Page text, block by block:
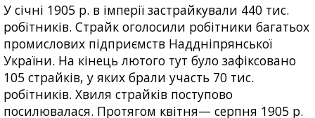
У січні 1905 р. в імперії застрайкували 440 тис.
робітників. Страйк оголосили робітники багатьох
промислових підприємств Наддніпрянської
України. На кінець лютого тут було зафіксовано
105 страйків, у яких брали участь 70 тис.
робітників. Хвиля страйків поступово
посилювалася. Протягом квітня— серпня 1905 р.